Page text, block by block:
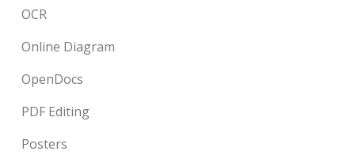
OCR
Online Diagram
OpenDocs
PDF Editing
Posters